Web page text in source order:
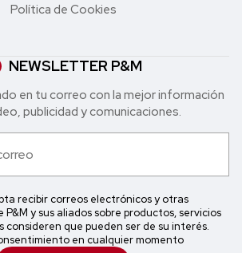
Política de Cookies
NEWSLETTER P&M
en tu correo con la mejor in formación
publicidad y comunicaciones.
recibir correos electrónicos y otras
P&M y sus aliados sobre productos, servicios
consideren que pueden ser de su interés.
en cualquier momento